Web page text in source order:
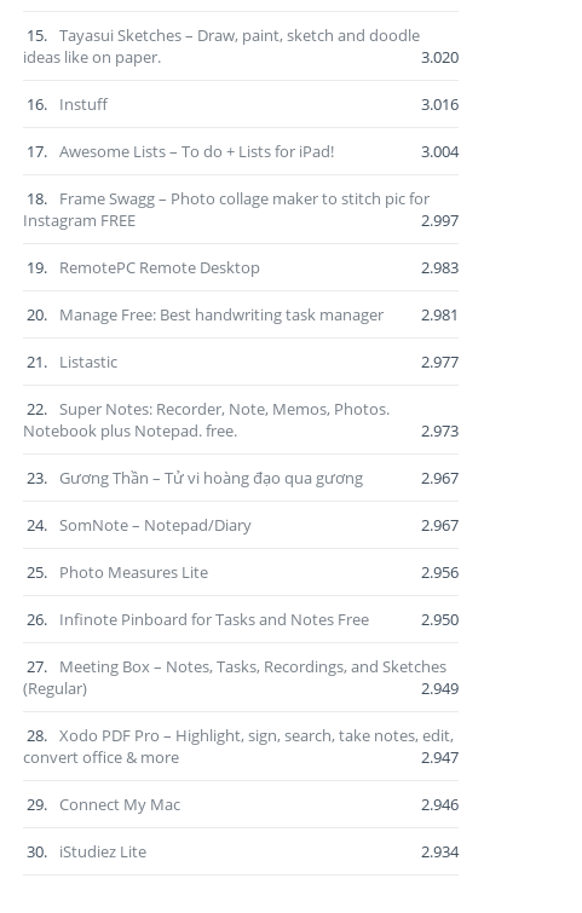
15. Tayasui Sketches – Draw, paint, sketch and doodle
ideas like on paper.
3.020
16. Instuff 3.016
17. Awesome Lists – To do + Lists for iPad! 3.004
18.
Frame Swagg – Photo collage maker to stitch pic for
Instagram FREE
2.997
19. RemotePC Remote Desktop 2.983
20. Manage Free: Best handwriting task manager 2.981
21. Listastic 2.977
22. Super Notes: Recorder, Note, Memos, Photos.
Notebook plus Notepad. free.
2.973
23. Gương Thần – Tử vi hoàng đạo qua gương 2.967
24. SomNote – Notepad/Diary 2.967
25. Photo Measures Lite 2.956
26. Infinote Pinboard for Tasks and Notes Free 2.950
27.
Meeting Box – Notes, Tasks, Recordings, and Sketches
(Regular)
2.949
28. Xodo PDF Pro – Highlight, sign, search, take notes, edit,
convert office & more
2.947
29. Connect My Mac 2.946
30. iStudiez Lite 2.934